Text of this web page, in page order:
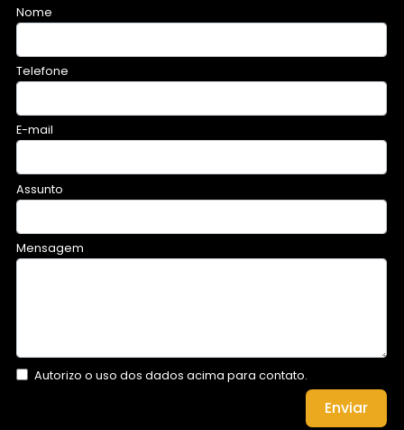
Nome
Telefone
E-mail
Assunto
Mensagem
Autorizo o uso dos dados acima para contato.
Enviar